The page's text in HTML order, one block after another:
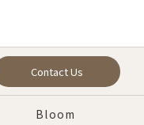
Contact Us
Bloom